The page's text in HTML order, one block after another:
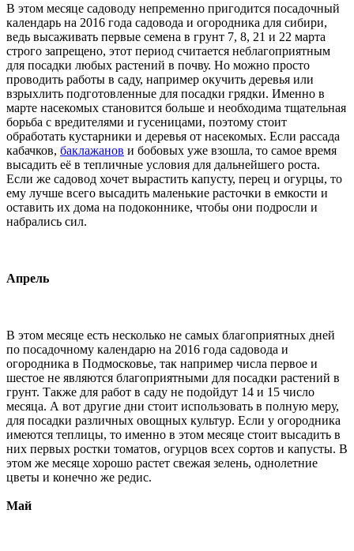
В этом месяце садоводу непременно пригодится посадочный
календарь на 2016 года садовода и огородника для сибири,
ведь высаживать первые семена в грунт 7, 8, 21 и 22 марта
строго запрещено, этот период считается неблагоприятным
для посадки любых растений в почву. Но можно просто
проводить работы в саду, например окучить деревья или
взрыхлить подготовленные для посадки грядки. Именно в
марте насекомых становится больше и необходима тщательная
борьба с вредителями и гусеницами, поэтому стоит
обработать кустарники и деревья от насекомых. Если рассада
кабачков, баклажанов и бобовых уже взошла, то самое время
высадить её в тепличные условия для дальнейшего роста.
Если же садовод хочет вырастить капусту, перец и огурцы, то
ему лучше всего высадить маленькие расточки в емкости и
оставить их дома на подоконнике, чтобы они подросли и
набрались сил.
Апрель
В этом месяце есть несколько не самых благоприятных дней
по посадочному календарю на 2016 года садовода и
огородника в Подмосковье, так например числа первое и
шестое не являются благоприятными для посадки растений в
грунт. Также для работ в саду не подойдут 14 и 15 число
месяца. А вот другие дни стоит использовать в полную меру,
для посадки различных овощных культур. Если у огородника
имеются теплицы, то именно в этом месяце стоит высадить в
них первых ростки томатов, огурцов всех сортов и капусты. В
этом же месяце хорошо растет свежая зелень, однолетние
цветы и конечно же редис.
Май